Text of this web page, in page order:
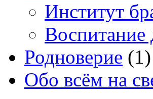
Институт
Воспитание
Родноверие (1)
Обо всём на